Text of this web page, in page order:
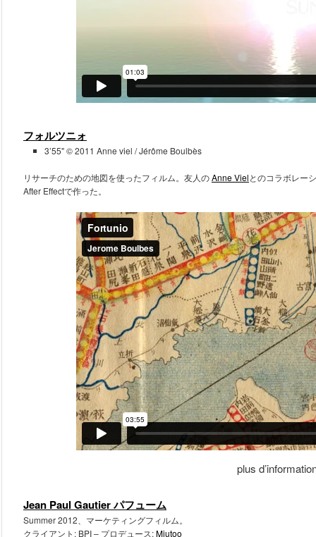
フォルツニォ
3’55" © 2011 Anne viel / Jérôme Boulbès
リサーチのための地図を使ったフィルム。友人のAnne Vielとのコラボレー
After Effectで作った。
plus
Jean Paul Gautier パフューム
Summer 2012、マーケティングフィルム。
クライアント: BPI – プロデュース:Miutoo